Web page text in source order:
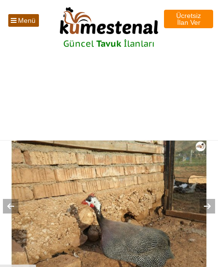
Menü
Ücretsiz
İlan Ver
Güncel Tavuk İlanları